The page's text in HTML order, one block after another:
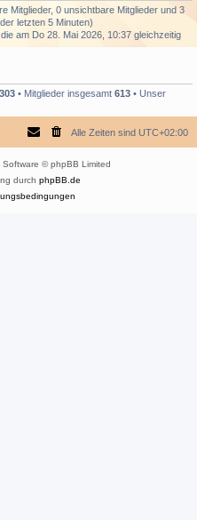
Mitglieder, 0 unsichtbare Mitglieder und 3
letzten 5 Minuten)
am Do 28. Mai 2026, 10:37 gleichzeitig
303 • Mitglieder insgesamt 613 • Unser
Alle Zeiten sind UTC+02:00
Software © phpBB Limited
durch phpBB.de